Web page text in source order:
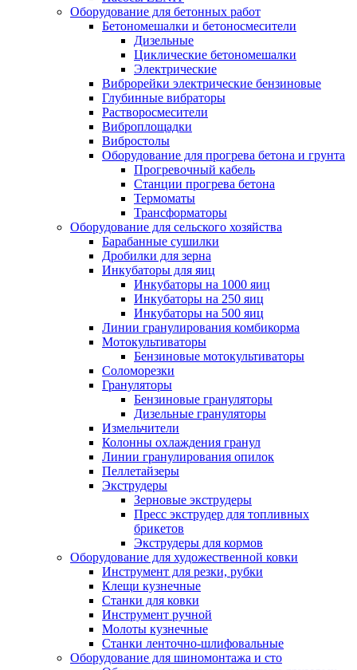
Оборудование для бетонных работ
Бетономешалки и бетоносмесители
Дизельные
Циклические бетономешалки
Электрические
Виброрейки электрические бензиновые
Глубинные вибраторы
Растворосмесители
Виброплощадки
Вибростолы
Оборудование для прогрева бетона и грунта
Прогревочный кабель
Станции прогрева бетона
Термоматы
Трансформаторы
Оборудование для сельского хозяйства
Барабанные сушилки
Дробилки для зерна
Инкубаторы для яиц
Инкубаторы на 1000 яиц
Инкубаторы на 250 яиц
Инкубаторы на 500 яиц
Линии гранулирования комбикорма
Мотокультиваторы
Бензиновые мотокультиваторы
Соломорезки
Грануляторы
Бензиновые грануляторы
Дизельные грануляторы
Измельчители
Колонны охлаждения гранул
Линии гранулирования опилок
Пеллетайзеры
Экструдеры
Зерновые экструдеры
Пресс экструдер для топливных
брикетов
Экструдеры для кормов
Оборудование для художественной ковки
Инструмент для резки, рубки
Клещи кузнечные
Станки для ковки
Инструмент ручной
Молоты кузнечные
Станки ленточно-шлифовальные
Оборудование для шиномонтажа и сто